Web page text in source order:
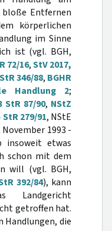
Entfernen
körperlichen
im Sinne
ist (vgl. BGH,
72/16,StV 2017,
346/88, BGHR
Handlung 2;
StR 87/90, NStZ
StR 279/91, NStE
1993 -
insoweit etwas
schon mit dem
will (vgl. BGH,
392/84), kann
Landgericht
getroffen hat.
Handlungen, die